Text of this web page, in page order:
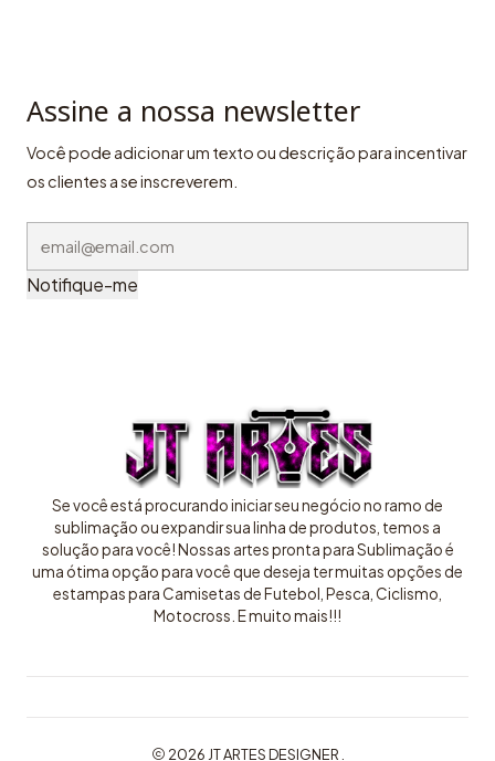
Assine a nossa newsletter
Você pode adicionar um texto ou descrição para incentivar
os clientes a se inscreverem.
Notifique-me
Se você está procurando iniciar seu negócio no ramo de
sublimação ou expandir sua linha de produtos, temos a
solução para você! Nossas artes pronta para Sublimação é
uma ótima opção para você que deseja ter muitas opções de
estampas para Camisetas de Futebol, Pesca, Ciclismo,
Motocross. E muito mais!!!
2026 JT ARTES DESIGNER .